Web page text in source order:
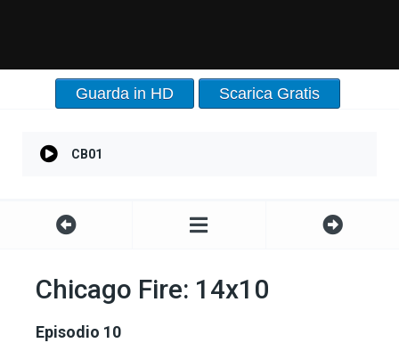
Guarda in HD Scarica Gratis
CB01
Chicago Fire: 14x10
Episodio 10